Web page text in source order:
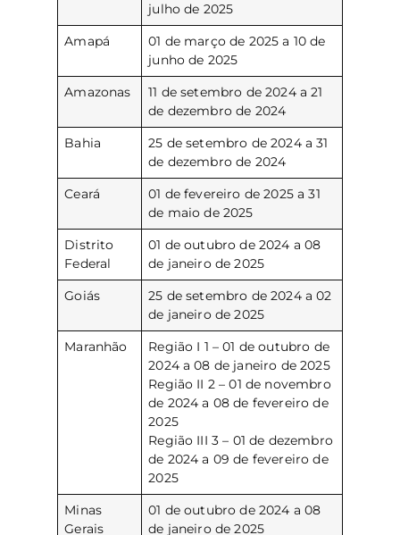
julho de 2025
Amapá
01 de março de 2025 a 10 de
junho de 2025
Amazonas
11 de setembro de 2024 a 21
de dezembro de 2024
Bahia
25 de setembro de 2024 a 31
de dezembro de 2024
Ceará
01 de fevereiro de 2025 a 31
de maio de 2025
Distrito
Federal
01 de outubro de 2024 a 08
de janeiro de 2025
Goiás
25 de setembro de 2024 a 02
de janeiro de 2025
Maranhão
Região I 1 – 01 de outubro de
2024 a 08 de janeiro de 2025
Região II 2 – 01 de novembro
de 2024 a 08 de fevereiro de
2025
Região III 3 – 01 de dezembro
de 2024 a 09 de fevereiro de
2025
Minas
Gerais
01 de outubro de 2024 a 08
de janeiro de 2025